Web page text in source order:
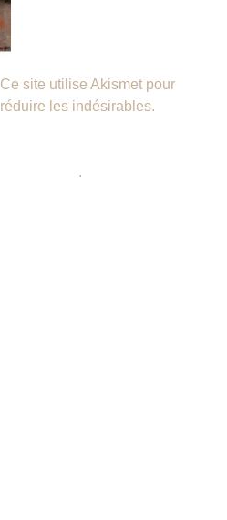
Ce site utilise Akismet pour
réduire les indésirables.
.